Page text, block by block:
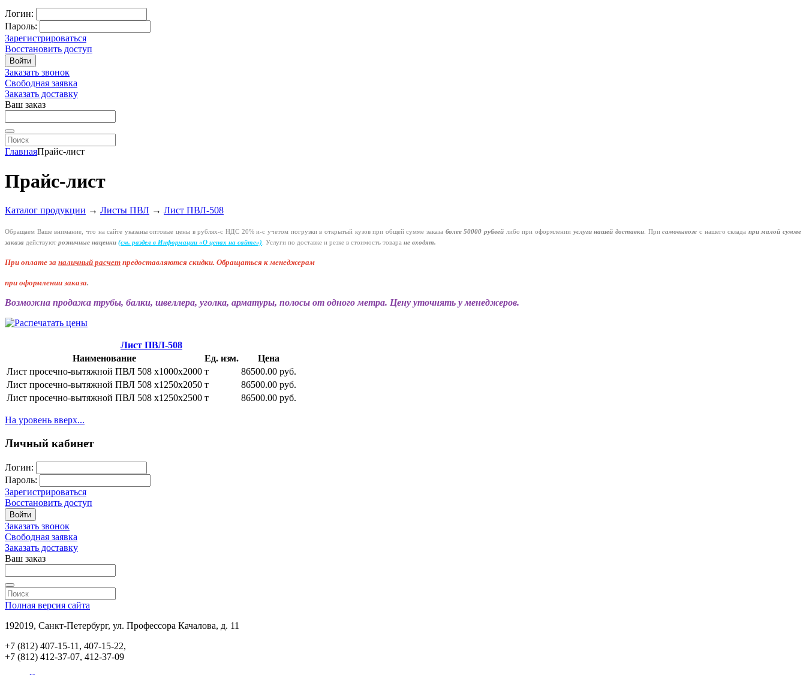
Логин:
Пароль:
Зарегистрироваться
Восстановить доступ
Войти
Заказать звонок
Свободная заявка
Заказать доставку
Ваш заказ
ГлавнаяПрайс-лист
Прайс-лист
Каталог продукции → Листы ПВЛ → Лист ПВЛ-508
Обращаем Ваше внимание, что на сайте указаны оптовые цены врублях-с НДС 20%и-с учетом погрузки в открытый кузов при общей сумме заказа более 50000 рублей либо при оформлении услуги нашей доставки. Присамовывозе с нашего склада при малой сумме
заказа действуют розничные наценки (см. раздел в Информации «О ценах на сайте»). Услуги по доставке и резке в стоимость товара не входят.
При оплате за наличный расчет предоставляются скидки. Обращаться к менеджерам
при оформлении заказа.
Возможна продажа трубы, балки, швеллера, уголка, арматуры, полосы от одного метра. Цену уточнять у менеджеров.
Наименование Ед. изм. Цена
Лист ПВЛ-508
Лист просечно-вытяжной ПВЛ 508 х1000х2000 т
86500.00 руб.
Лист просечно-вытяжной ПВЛ 508 х1250х2050 т
86500.00 руб.
Лист просечно-вытяжной ПВЛ 508 х1250х2500 т 86500.00 руб.
На уровень вверх...
Личный кабинет
Логин:
Пароль:
Зарегистрироваться
Восстановить доступ
Войти
Заказать звонок
Свободная заявка
Заказать доставку
Ваш заказ
Полная версия сайта
192019, Санкт-Петербург, ул. Профессора Качалова, д. 11
+7 (812) 407-15-11, 407-15-22,
+7 (812) 412-37-07, 412-37-09